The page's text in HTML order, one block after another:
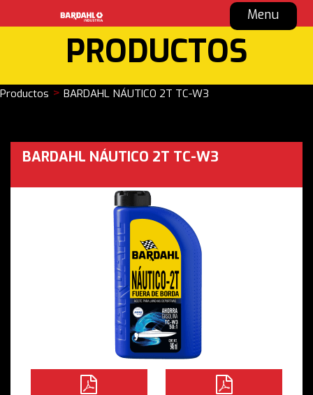
Menu
PRODUCTOS
Productos > BARDAHL NÁUTICO 2T TC-W3
BARDAHL NÁUTICO 2T TC-W3